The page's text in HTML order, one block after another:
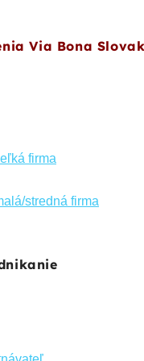
Via Bona
firma
stredná firma